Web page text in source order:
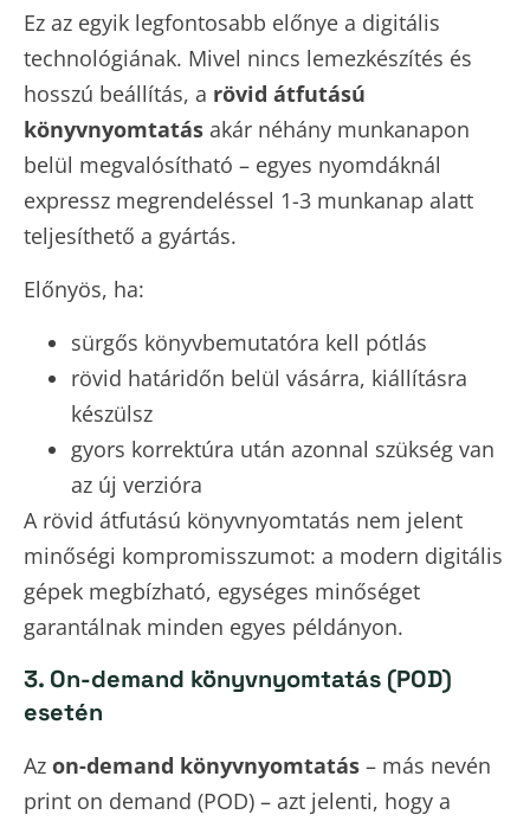
Ez az egyik legfontosabb előnye a digitális
technológiának. Mivel nincs lemezkészítés és
hosszú beállítás, a rövid átfutású
könyvnyomtatás akár néhány munkanapon
belül megvalósítható – egyes nyomdáknál
expressz megrendeléssel 1-3 munkanap alatt
teljesíthető a gyártás.
Előnyös, ha:
sürgős könyvbemutatóra kell pótlás
rövid határidőn belül vásárra, kiállításra
készülsz
gyors korrektúra után azonnal szükség van
az új verzióra
A rövid átfutású könyvnyomtatás nem jelent
minőségi kompromisszumot: a modern digitális
gépek megbízható, egységes minőséget
garantálnak minden egyes példányon.
3. On-demand könyvnyomtatás (POD)
esetén
Az on-demand könyvnyomtatás – más nevén
print on demand (POD) – azt jelenti, hogy a